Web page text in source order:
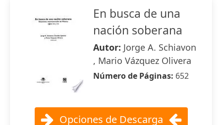
En busca de una
nación soberana
Autor: Jorge A. Schiavon
, Mario Vázquez Olivera
Número de Páginas: 652
Opciones de Descarga